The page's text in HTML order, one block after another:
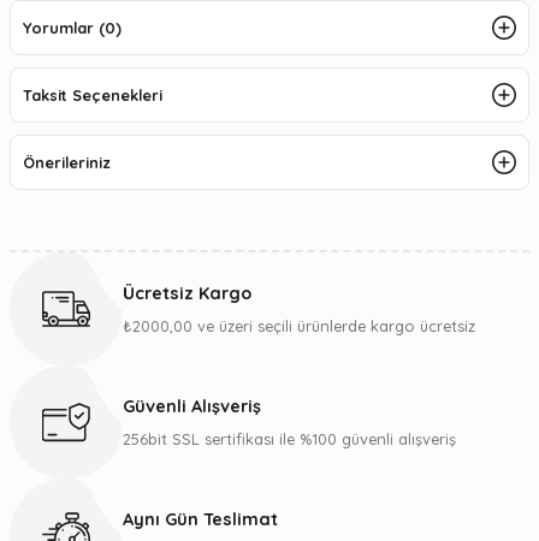
Yorumlar (0)
Taksit Seçenekleri
Önerileriniz
Ücretsiz Kargo
₺2000,00 ve üzeri seçili ürünlerde kargo ücretsiz
Güvenli Alışveriş
256bit SSL sertifikası ile %100 güvenli alışveriş
Aynı Gün Teslimat